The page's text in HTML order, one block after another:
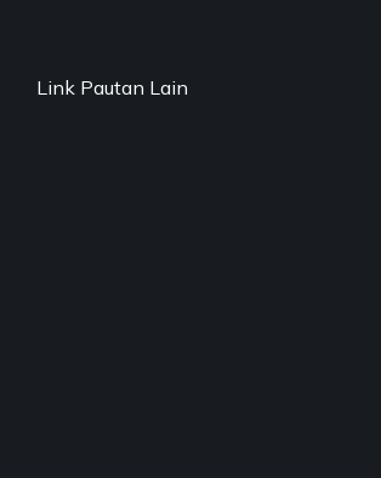
Link Pautan Lain